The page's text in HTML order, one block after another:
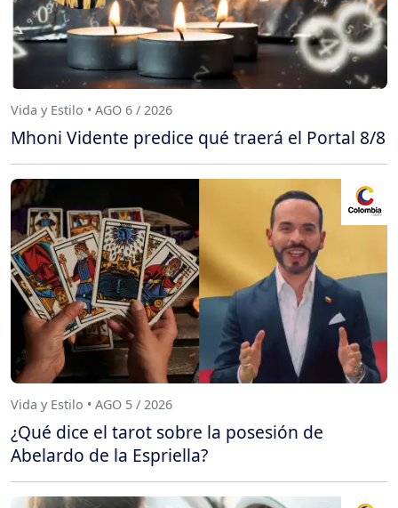
Vida y Estilo • AGO 6 / 2026
Mhoni Vidente predice qué traerá el Portal 8/8
Vida y Estilo • AGO 5 / 2026
¿Qué dice el tarot sobre la posesión de
Abelardo de la Espriella?